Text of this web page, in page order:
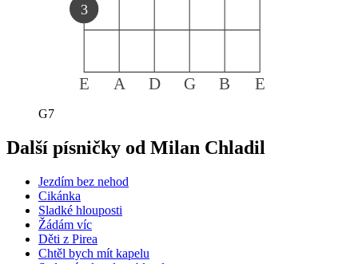
E A D G B E
3
G7
Další písničky od Milan Chladil
Jezdím bez nehod
Cikánka
Sladké hlouposti
Žádám víc
Děti z Pirea
Chtěl bych mít kapelu